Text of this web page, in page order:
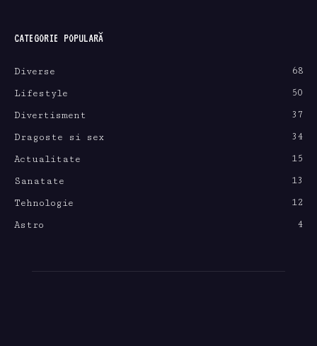
CATEGORIE POPULARĂ
Diverse
68
Lifestyle
50
Divertisment
37
Dragoste si sex
34
Actualitate
15
Sanatate
13
Tehnologie
12
Astro
4